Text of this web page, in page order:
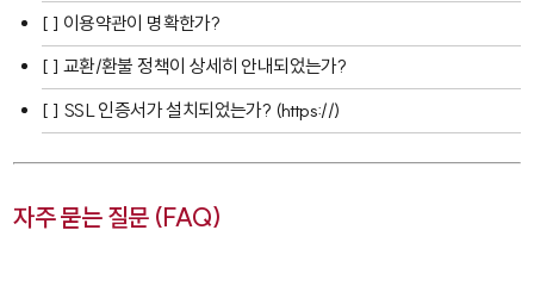
[ ] 이용약관이 명확한가?
[ ] 교환/환불 정책이 상세히 안내되었는가?
[ ] SSL 인증서가 설치되었는가? (https://)
자주 묻는 질문 (FAQ)